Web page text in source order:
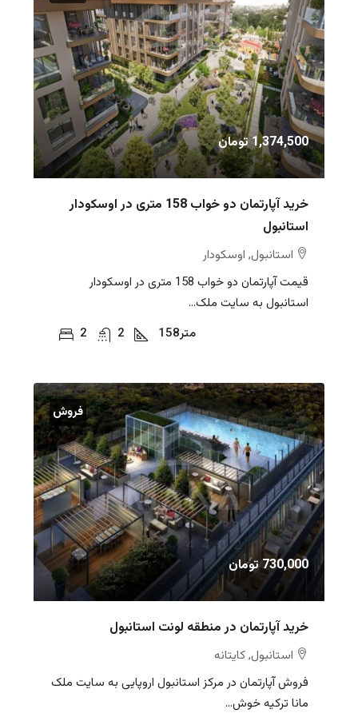
1,374,500 تومان
خرید آپارتمان دو خواب 158 متری در اوسکودار
استانبول
استانبول, اوسکودار
قیمت آپارتمان دو خواب 158 متری در اوسکودار
استانبول به سایت ملک...
2
2 158متر
فروش
730,000 تومان
خرید آپارتمان در منطقه لونت استانبول
استانبول, کایتانه
فروش آپارتمان در مرکز استانبول اروپایی به سایت ملک
مانا ترکیه خوش...